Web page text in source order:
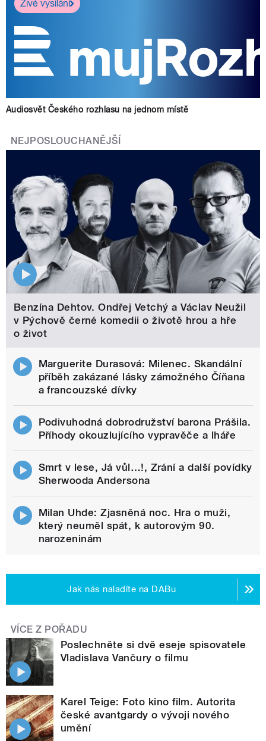
Živé vysílání
Audiosvět Českého rozhlasu na jednom místě
NEJPOSLOUCHANĚJŠÍ
Benzína Dehtov. Ondřej Vetchý a Václav Neužil
v Pýchově černé komedii o životě hrou a hře
o život
Marguerite Durasová: Milenec. Skandální
příběh zakázané lásky zámožného Číňana
a francouzské dívky
Podivuhodná dobrodružství barona Prášila.
Příhody okouzlujícího vypravěče a lháře
Smrt v lese, Já vůl…!, Zrání a další povídky
Sherwooda Andersona
Milan Uhde: Zjasněná noc. Hra o muži,
který neuměl spát, k autorovým 90.
narozeninám
Jak nás naladíte na DABu
VÍCE Z POŘADU
Poslechněte si dvě eseje spisovatele
Vladislava Vančury o filmu
Karel Teige: Foto kino film. Autorita
české avantgardy o vývoji nového
umění